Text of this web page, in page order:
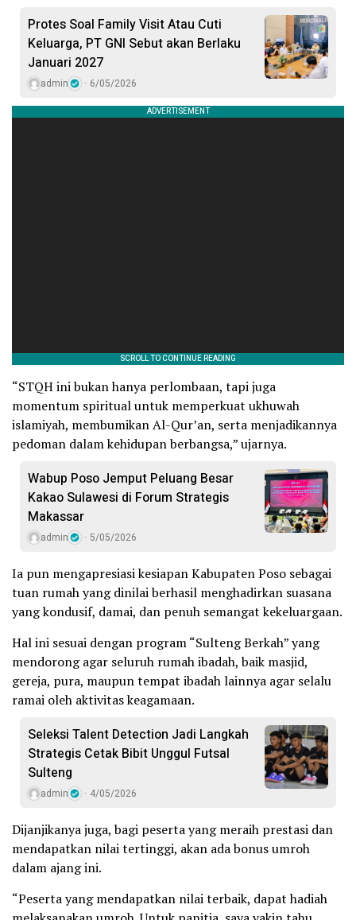
Protes Soal Family Visit Atau Cuti
Keluarga, PT GNI Sebut akan Berlaku
Januari 2027
admin 6/05/2026
“STQH ini bukan hanya perlombaan, tapi juga
momentum spiritual untuk memperkuat ukhuwah
islamiyah, membumikan Al-Qur’an, serta menjadikannya
pedoman dalam kehidupan berbangsa,” ujarnya.
Wabup Poso Jemput Peluang Besar
Kakao Sulawesi di Forum Strategis
Makassar
admin 5/05/2026
Ia pun mengapresiasi kesiapan Kabupaten Poso sebagai
tuan rumah yang dinilai berhasil menghadirkan suasana
yang kondusif, damai, dan penuh semangat kekeluargaan.
Hal ini sesuai dengan program “Sulteng Berkah” yang
mendorong agar seluruh rumah ibadah, baik masjid,
gereja, pura, maupun tempat ibadah lainnya agar selalu
ramai oleh aktivitas keagamaan.
Seleksi Talent Detection Jadi Langkah
Strategis Cetak Bibit Unggul Futsal
Sulteng
admin 4/05/2026
Dijanjikanya juga, bagi peserta yang meraih prestasi dan
mendapatkan nilai tertinggi, akan ada bonus umroh
dalam ajang ini.
“Peserta yang mendapatkan nilai terbaik, dapat hadiah